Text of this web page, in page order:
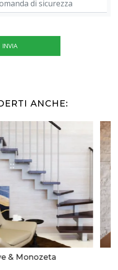
INVIA
ANCHE:
& Monozeta